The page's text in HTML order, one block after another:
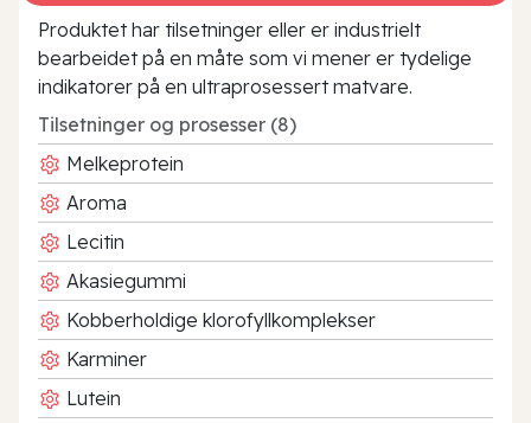
Produktet har tilsetninger eller er industrielt
bearbeidet på en måte som vi mener er tydelige
indikatorer på en ultraprosessert matvare.
Tilsetninger og prosesser (8)
Melkeprotein
Aroma
Lecitin
Akasiegummi
Kobberholdige klorofyllkomplekser
Karminer
Lutein